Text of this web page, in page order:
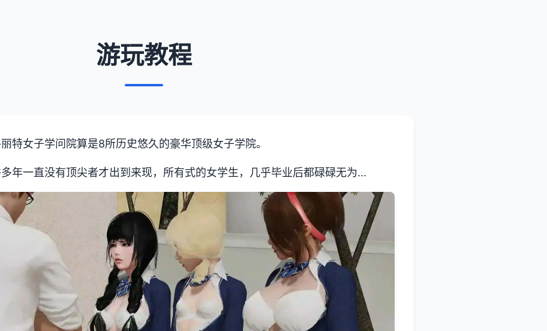
游玩教程
特女子学问院算是8所历史悠久的豪华顶级女子学院。
年一直没有顶尖者才出到来现，所有式的女学生，几乎毕业后都碌碌无为...